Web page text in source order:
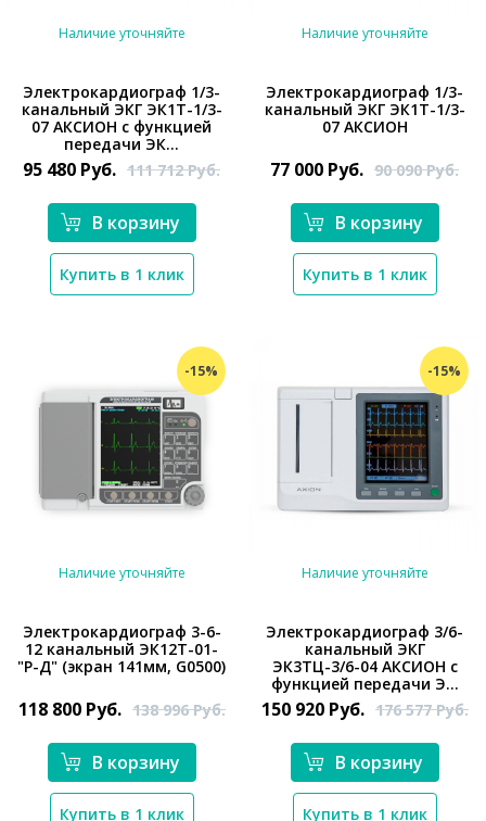
*}
Наличие уточняйте
Электрокардиограф 1/3-
канальный ЭКГ ЭК1Т-1/3-
07 АКСИОН с функцией
передачи ЭК...
95 480 Руб. 111 712Руб.
В корзину
Купить в 1 клик
*}
Наличие уточняйте
Электрокардиограф 1/3-
канальный ЭКГ ЭК1Т-1/3-
07 АКСИОН
77 000 Руб. 90 090Руб.
В корзину
Купить в 1 клик
-15%
*}
Наличие уточняйте
Электрокардиограф 3-6-
12 канальный ЭК12Т-01-
"Р-Д" (экран 141мм, G0500)
118 800 Руб. 138 996Руб.
В корзину
Купить в 1 клик
-15%
*}
Наличие уточняйте
Электрокардиограф 3/6-
канальный ЭКГ
ЭК3ТЦ-3/6-04 АКСИОН с
функцией передачи Э...
150 920 Руб. 176 577Руб.
В корзину
Купить в 1 клик